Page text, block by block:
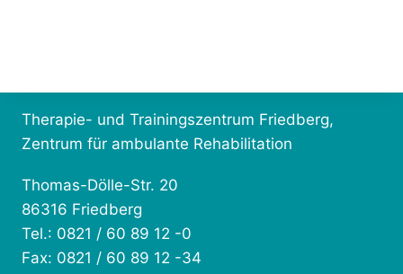
Therapie- und Trainingszentrum Friedberg,
Zentrum für ambulante Rehabilitation
Thomas-Dölle-Str. 20
86316 Friedberg
Tel.: 0821 / 60 89 12 -0
Fax: 0821 / 60 89 12 -34